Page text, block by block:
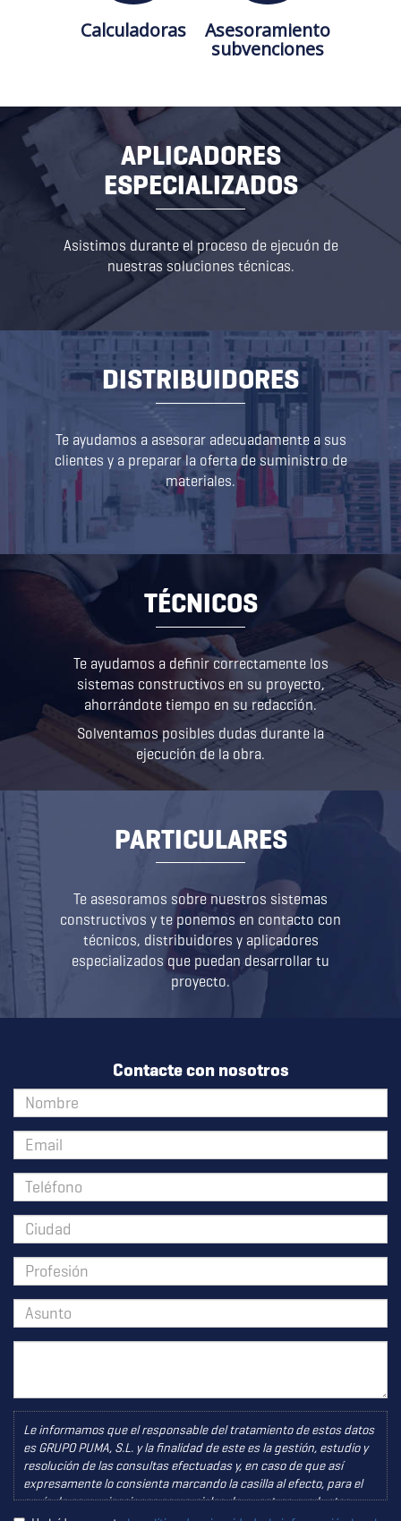
Calculadoras Asesoramiento
subvenciones
APLICADORES
ESPECIALIZADOS
Asistimos durante el proceso de ejecuón de
nuestras soluciones técnicas.
DISTRIBUIDORES
Te ayudamos a asesorar adecuadamente a sus
clientes y a preparar la oferta de suministro de
materiales.
TÉCNICOS
Te ayudamos a definir correctamente los
sistemas constructivos en su proyecto,
ahorrándote tiempo en su redacción.
Solventamos posibles dudas durante la
ejecución de la obra.
PARTICULARES
Te asesoramos sobre nuestros sistemas
constructivos y te ponemos en contacto con
técnicos, distribuidores y aplicadores
especializados que puedan desarrollar tu
proyecto.
Contacte con nosotros
Le informamos que el responsable del tratamiento de estos datos
es GRUPO PUMA, S.L. y la finalidad de este es la gestión, estudio y
resolución de las consultas efectuadas y, en caso de que así
expresamente lo consienta marcando la casilla al efecto, para el
envío de comunicaciones comerciales de nuestros productos y